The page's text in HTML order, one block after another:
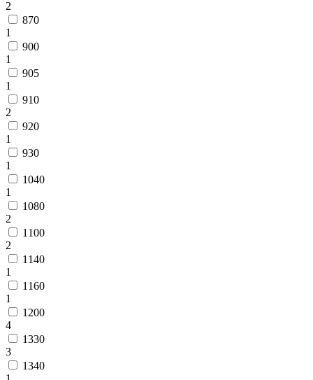
2
870
1
900
1
905
1
910
2
920
1
930
1
1040
1
1080
2
1100
2
1140
1
1160
1
1200
4
1330
3
1340